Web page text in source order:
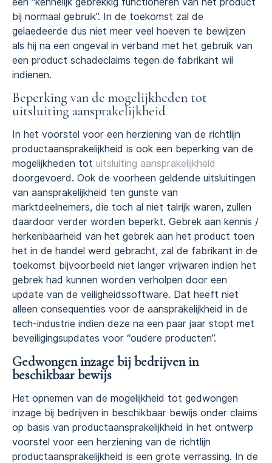
bij normaal gebruik”. In de toekomst zal de
gelaedeerde dus niet meer veel hoeven te bewijzen
als hij na een ongeval in verband met het gebruik van
een product schadeclaims tegen de fabrikant wil
indienen.
Beperking van de mogelijkheden tot
uitsluiting aansprakelijkheid
In het voorstel voor een herziening van de richtlijn
productaansprakelijkheid is ook een beperking van de
mogelijkheden tot uitsluiting aansprakelijkheid
doorgevoerd. Ook de voorheen geldende uitsluitingen
van aansprakelijkheid ten gunste van
marktdeelnemers, die toch al niet talrijk waren, zullen
daardoor verder worden beperkt. Gebrek aan kennis /
herkenbaarheid van het gebrek aan het product toen
het in de handel werd gebracht, zal de fabrikant in de
toekomst bijvoorbeeld niet langer vrijwaren indien het
gebrek had kunnen worden verholpen door een
update van de veiligheidssoftware. Dat heeft niet
alleen consequenties voor de aansprakelijkheid in de
tech-industrie indien deze na een paar jaar stopt met
beveiligingsupdates voor “oudere producten”.
Gedwongen inzage bij bedrijven in
beschikbaar bewijs
Het opnemen van de mogelijkheid tot gedwongen
inzage bij bedrijven in beschikbaar bewijs onder claims
op basis van productaansprakelijkheid in het ontwerp
voorstel voor een herziening van de richtlijn
productaansprakelijkheid is een grote verrassing. In de